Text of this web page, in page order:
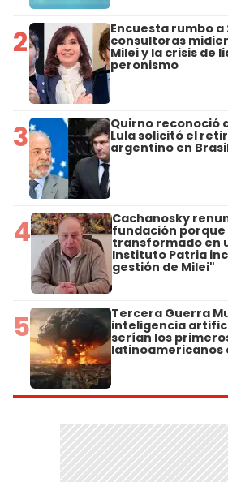
2 Encuesta rumbo
consultoras
Milei y la crisis de
peronismo
3 Quirno reconoció
Lula solicitó el
argentino en
4 Cachanosky
fundación porque
transformado en
Instituto Patria
gestión de Milei"
5 Tercera Guerra
inteligencia
serían los
latinoamericanos